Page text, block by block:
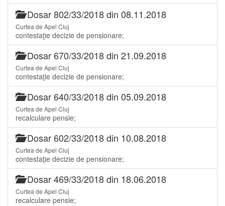
Dosar 802/33/2018 din 08.11.2018
Curtea de Apel Cluj
contestaţie decizie de pensionare;
Dosar 670/33/2018 din 21.09.2018
Curtea de Apel Cluj
contestaţie decizie de pensionare;
Dosar 640/33/2018 din 05.09.2018
Curtea de Apel Cluj
recalculare pensie;
Dosar 602/33/2018 din 10.08.2018
Curtea de Apel Cluj
contestaţie decizie de pensionare;
Dosar 469/33/2018 din 18.06.2018
Curtea de Apel Cluj
recalculare pensie;